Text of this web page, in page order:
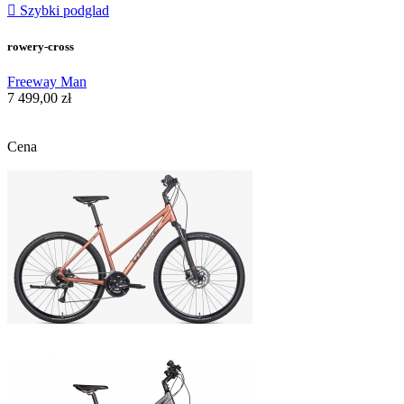
 Szybki podglad
rowery-cross
Freeway Man
7 499,00 zł
Cena